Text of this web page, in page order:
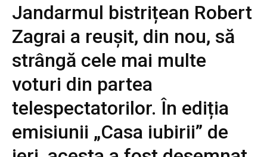
Jandarmul bistrițean Robert
Zagrai a reușit, din nou, să
strângă cele mai multe
voturi din partea
telespectatorilor. În ediția
emisiunii „Casa iubirii” de